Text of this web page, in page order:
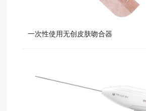
一次性使用无创皮肤吻合器